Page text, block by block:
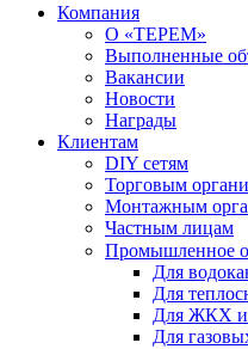
Компания
О «ТЕРЕМ»
Выполненные
Вакансии
Новости
Награды
Клиентам
DIY сетям
Торговым
Монтажным
Частным лицам
Промышленное
Для
Для
Для ЖКХ
Для